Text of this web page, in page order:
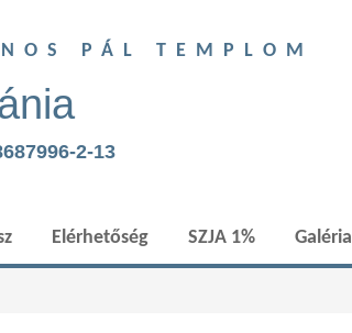
PÁL TEMPLOM
2-13
Elérhetőség SZJA 1% Galéria